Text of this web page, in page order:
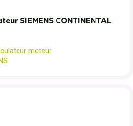
SIEMENS CONTINENTAL
moteur